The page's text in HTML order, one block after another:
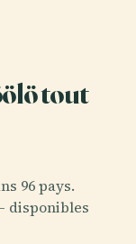
tout
96 pays.
disponibles